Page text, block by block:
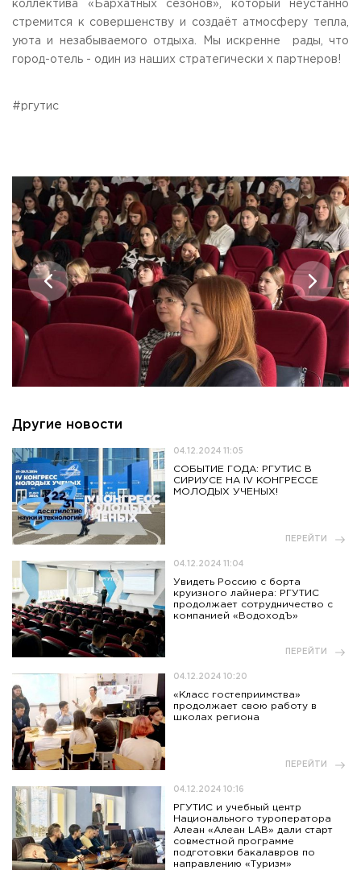
коллектива «Бархатных сезонов», который неустанно
стремится к совершенству и создаёт атмосферу тепла,
уюта и незабываемого отдыха. Мы искренне рады, что
город-отель - один из наших стратегически х партнеров!
#ргутис
Другие новости
04.12.2024 11:05
СОБЫТИЕ ГОДА: РГУТИС В
СИРИУСЕ НА IV КОНГРЕССЕ
МОЛОДЫХ УЧЕНЫХ!
ПЕРЕЙТИ
04.12.2024 11:04
Увидеть Россию с борта
круизного лайнера: РГУТИС
продолжает сотрудничество с
компанией «ВодоходЪ»
ПЕРЕЙТИ
04.12.2024 10:20
«Класс гостеприимства»
продолжает свою работу в
школах региона
ПЕРЕЙТИ
04.12.2024 10:16
РГУТИС и учебный центр
Национального туроператора
Алеан «Алеан LAB» дали старт
совместной программе
подготовки бакалавров по
направлению «Туризм»